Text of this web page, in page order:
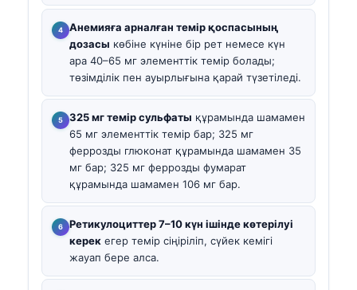
Анемияға арналған темір қоспасының
дозасы көбіне күніне бір рет немесе күн
ара 40–65 мг элементтік темір болады;
төзімділік пен ауырлығына қарай түзетіледі.
325 мг темір сульфаты құрамында шамамен
65 мг элементтік темір бар; 325 мг
феррозды глюконат құрамында шамамен 35
мг бар; 325 мг феррозды фумарат
құрамында шамамен 106 мг бар.
Ретикулоциттер 7–10 күн ішінде көтерілуі
керек егер темір сіңіріліп, сүйек кемігі
жауап бере алса.